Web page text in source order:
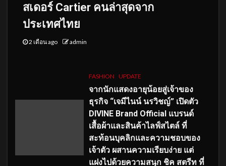
สเดอร์ Cartier คนล่าสุดจาก
ประเทศไทย
2 เดือน ago admin
FASHION UPDATE
จากนักแสดงอายุน้อยสู่เจ้าของ
ธุรกิจ “เจมีไนน์ นรวิชญ์” เปิดตัว
DIVINE Brand Official แบรนด์
เสื้อผ้าและสินค้าไลฟ์สไตล์ ที่
สะท้อนบุคลิกและความชอบของ
เจ้าตัว ผสานความเรียบง่าย แต่
แฝงไปด้วยความสนุก ชิค สตรีท ที่